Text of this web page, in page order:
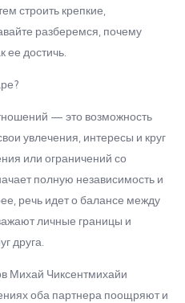
строить крепкие,
разберемся, почему
ее достичь.
— это возможность
увлечения, интересы и круг
или ограничений со
полную независимость и
речь идет о балансе между
личные границы и
друга.
Михай Чиксентмихайи
оба партнера поощряют и